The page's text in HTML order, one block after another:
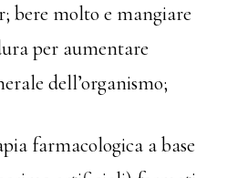
bere molto e mangiare
per aumentare
dell’organismo;
farmacologica a base